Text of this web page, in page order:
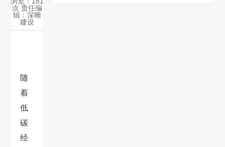
次 责任编
辑： 深雕
建设
随
着
低
碳
经